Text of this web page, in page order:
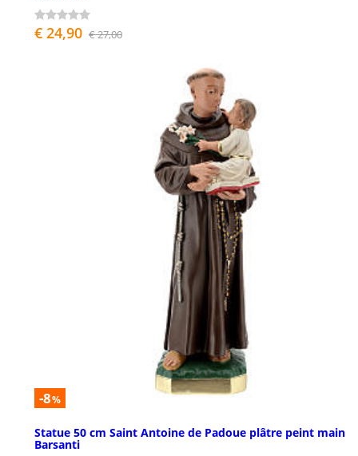
€ 24,90 € 27,00
-8%
Statue 50 cm Saint Antoine de Padoue plâtre peint main
Barsanti